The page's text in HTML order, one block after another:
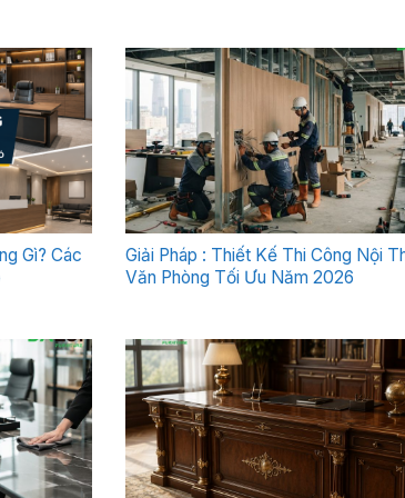
Gì? Các
Giải Pháp : Thiết Kế Thi Công Nội
Văn Phòng Tối Ưu Năm 2026